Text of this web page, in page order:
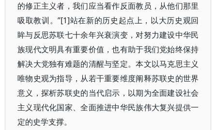
的修正主义者，我们应当看作反面教员，从他们那里
吸取教训。”[1]站在新的历史起点上，以大历史观回
眸与反思苏联七十余年兴衰演变，对努力建设中华民
族现代文明具有重要价值，也有助于我们党始终保持
解决大党独有难题的清醒与坚定。本文以马克思主义
唯物史观为指导，从若干重要维度阐释苏联史的世界
意义，探析苏联史的当代启示，以期为全面建设社会
主义现代化国家、全面推进中华民族伟大复兴提供一
定的史学支撑。